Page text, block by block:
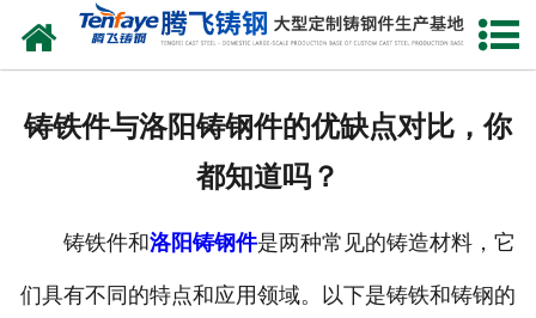
网站首页
铸铁件与洛阳铸钢件的优缺点对比，你
都知道吗？
铸铁件和洛阳铸钢件是两种常见的铸造材料，它
们具有不同的特点和应用领域。以下是铸铁和铸钢的